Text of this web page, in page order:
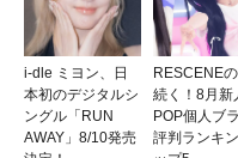
i-dle ミヨン、日
本初のデジタルシ
ングル「RUN
AWAY」8/10発売
RESCENE
続く！8月新
POP個人ブ
評判ランキ